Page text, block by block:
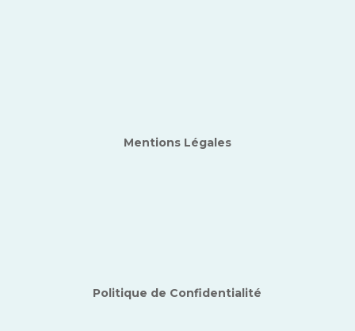
Mentions Légales
Politique de Confidentialité